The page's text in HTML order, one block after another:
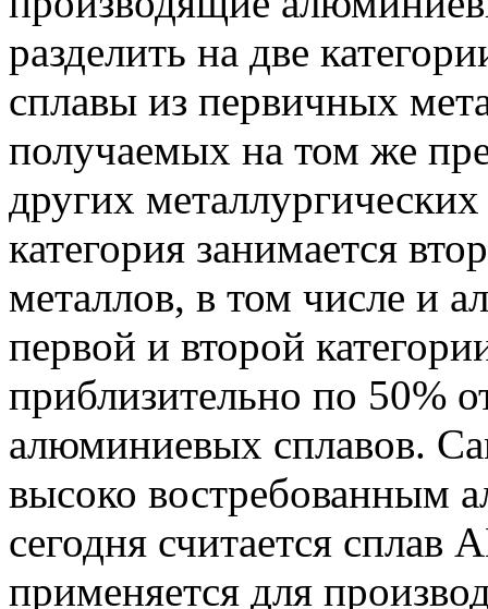
разделить на две
сплавы из первичных
получаемых на том же
других
категория занимается
металлов, в том числе и
первой и второй
приблизительно по 50%
алюминиевых сплавов.
высоко востребованным
сегодня считается
применяется для